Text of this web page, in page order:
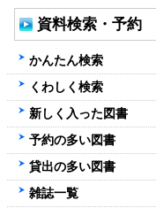
資料検索・予約
かんたん検索
くわしく検索
新しく入った図書
予約の多い図書
貸出の多い図書
雑誌一覧